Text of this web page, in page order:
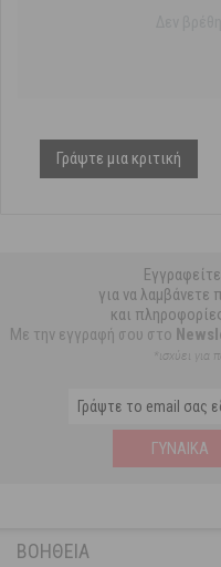
Γράψτε μια κριτική
για να
και
Με την εγγραφή σου στο
*ισχύει για
ΓΥΝΑΊΚΑ
ΒΟΉΘΕΙΑ